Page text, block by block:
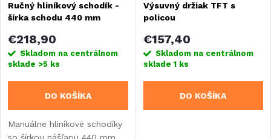
Ručný hliníkový schodík -
šírka schodu 440 mm
€218,90
Skladom na centrálnom
sklade >5 ks
DO KOŠÍKA
Manuálne hliníkové schodíky
so šírkou nášľapu 440 mm.
Výsuvný držiak TFT s
policou
€157,40
Skladom na centrálnom
sklade1 ks
DO KOŠÍKA